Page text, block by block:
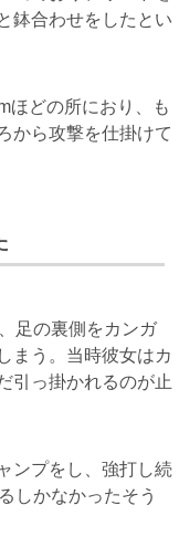
鉢合わせをしたとい
ほどの所におり、も
から攻撃を仕掛けて
足の裏側をカンガ
まう。当時彼女はカ
引っ掛かれるのが止
ンプをし、強打し続
しかなかったそう